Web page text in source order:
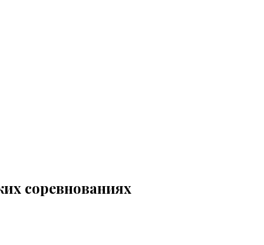
соревнованиях